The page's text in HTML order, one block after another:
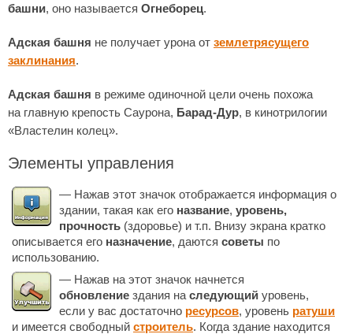
башни, оно называется Огнеборец.
Адская башня не получает урона от землетрясущего
заклинания.
Адская башня в режиме одиночной цели очень похожа
на главную крепость Саурона, Барад-Дур, в кинотрилогии
«Властелин колец».
Элементы управления
— Нажав этот значок отображается информация о
здании, такая как его название, уровень,
прочность (здоровье) и т.п. Внизу экрана кратко
описывается его назначение, даются советы по
использованию.
— Нажав на этот значок начнется
обновление здания на следующий уровень,
если у вас достаточно ресурсов, уровень ратуши
и имеется свободный строитель. Когда здание находится